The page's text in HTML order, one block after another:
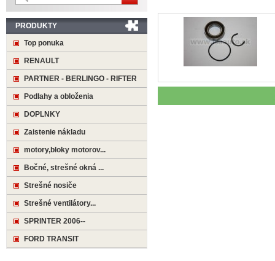
PRODUKTY
Top ponuka
RENAULT
PARTNER - BERLINGO - RIFTER
Podlahy a obloženia
DOPLNKY
Zaistenie nákladu
motory,bloky motorov...
Bočné, strešné okná ...
Strešné nosiče
Strešné ventilátory...
SPRINTER 2006--
FORD TRANSIT